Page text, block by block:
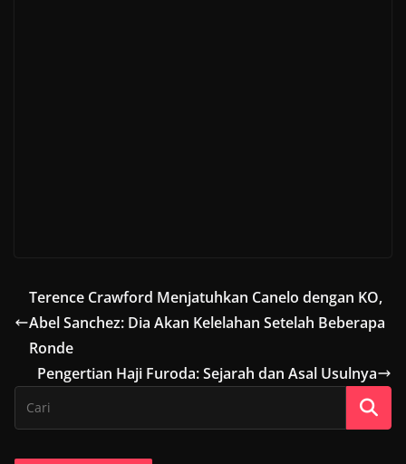
Terence Crawford Menjatuhkan Canelo dengan KO,
Abel Sanchez: Dia Akan Kelelahan Setelah Beberapa
Ronde
Pengertian Haji Furoda: Sejarah dan Asal Usulnya